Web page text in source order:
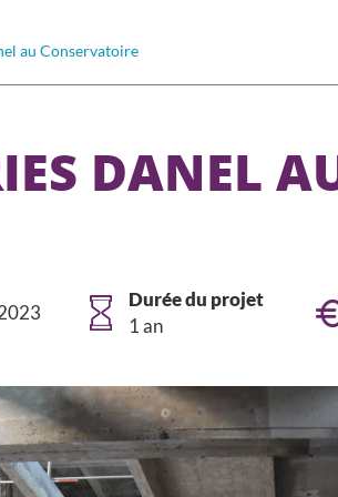
au Conservatoire
DANEL
Durée du projet
1 an